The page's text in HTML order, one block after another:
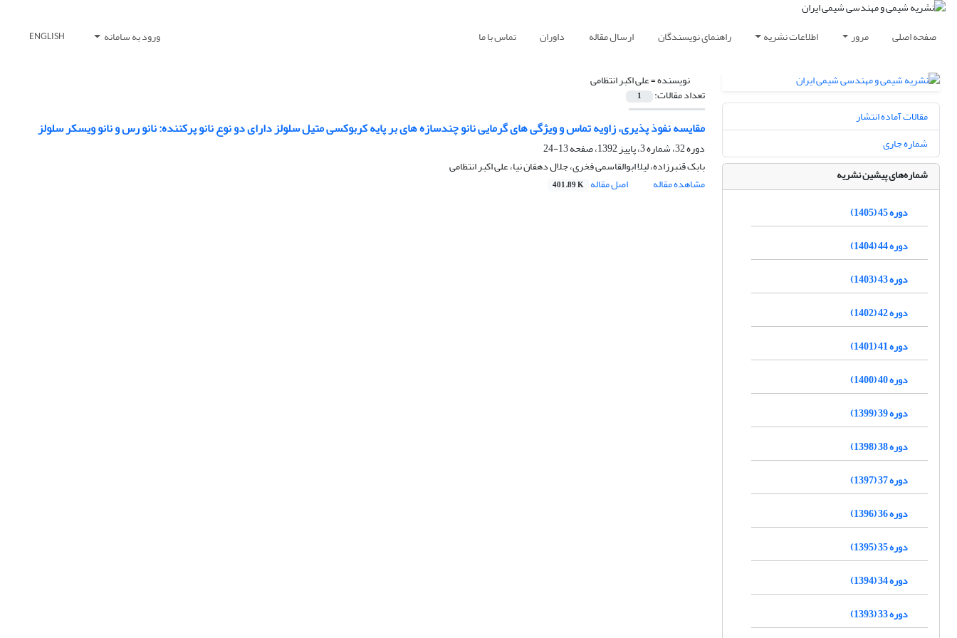
صفحه اصلی مرور اطلاعات نشریه راهنمای نویسندگان ارسال مقاله داوران تماس با ما ورود به سامانه ENGLISH
نویسنده =علی اکبر انتظامی
تعداد مقالات: 1
مقایسه نفوذ پذیری، زاویه تماس و ویژگی های گرمایی نانو چندسازه های بر پایه کربوکسی متیل سلولز دارای دو نوع نانو پرکننده: نانو رس و نانو ویسکر سلولز
دوره 32، شماره 3، پاییز 1392، صفحه
13-24
بابک قنبرزاده، لیلا ابوالقاسمی فخری، جلال دهقان نیا، علی اکبر انتظامی
مشاهده مقاله
اصل مقاله 401.89 K
مقالات آماده انتشار
شماره جاری
شماره‌های پیشین نشریه
دوره 45 (1405)
دوره 44 (1404)
دوره 43 (1403)
دوره 42 (1402)
دوره 41 (1401)
دوره 40 (1400)
دوره 39 (1399)
دوره 38 (1398)
دوره 37 (1397)
دوره 36 (1396)
دوره 35 (1395)
دوره 34 (1394)
دوره 33 (1393)